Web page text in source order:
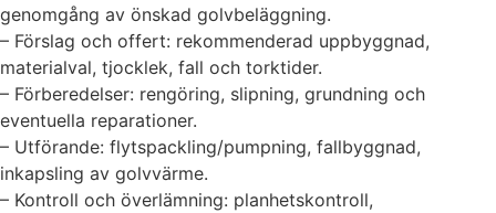
genomgång av önskad golvbeläggning.
– Förslag och offert: rekommenderad uppbyggnad,
materialval, tjocklek, fall och torktider.
– Förberedelser: rengöring, slipning, grundning och
eventuella reparationer.
– Utförande: flytspackling/pumpning, fallbyggnad,
inkapsling av golvvärme.
– Kontroll och överlämning: planhetskontroll,